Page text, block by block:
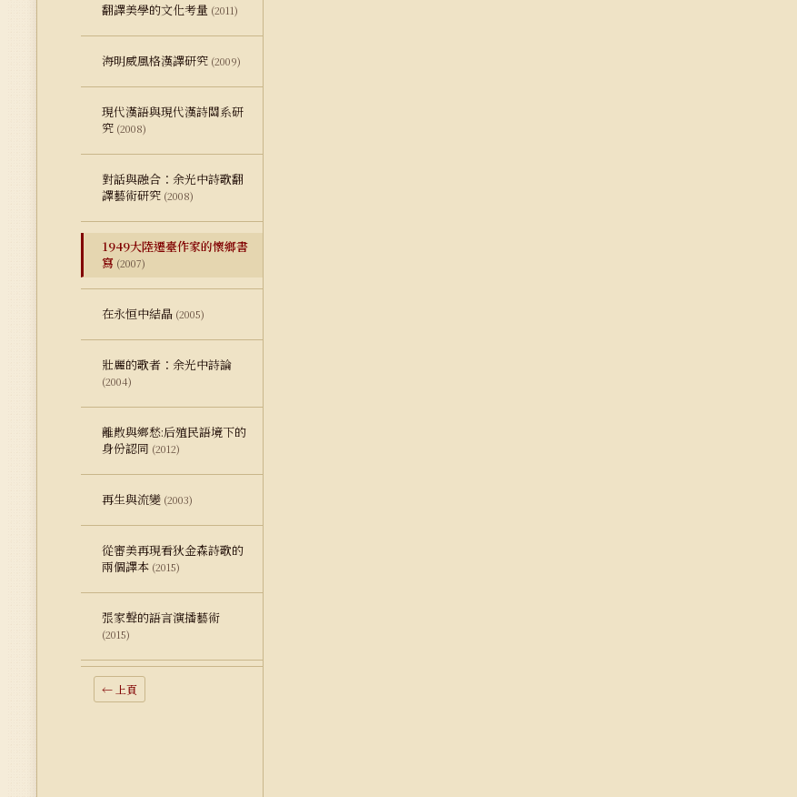
翻譯美學的文化考量 (2011)
海明威風格漢譯研究 (2009)
現代漢語與現代漢詩關系研
究 (2008)
對話與融合：余光中詩歌翻
譯藝術研究 (2008)
1949大陸遷臺作家的懷鄉書
寫 (2007)
在永恒中結晶 (2005)
壯麗的歌者：余光中詩論
(2004)
離散與鄉愁:后殖民語境下的
身份認同 (2012)
再生與流變 (2003)
從審美再現看狄金森詩歌的
兩個譯本 (2015)
張家聲的語言演播藝術
(2015)
← 上頁